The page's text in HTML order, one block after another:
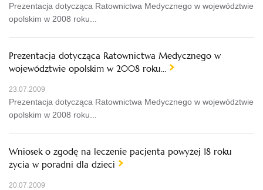
Prezentacja dotycząca Ratownictwa Medycznego w województwie
opolskim w 2008 roku...
Prezentacja dotycząca Ratownictwa Medycznego w
województwie opolskim w 2008 roku…
23.07.2009
Prezentacja dotycząca Ratownictwa Medycznego w województwie
opolskim w 2008 roku...
Wniosek o zgodę na leczenie pacjenta powyżej 18 roku
życia w poradni dla dzieci
20.07.2009